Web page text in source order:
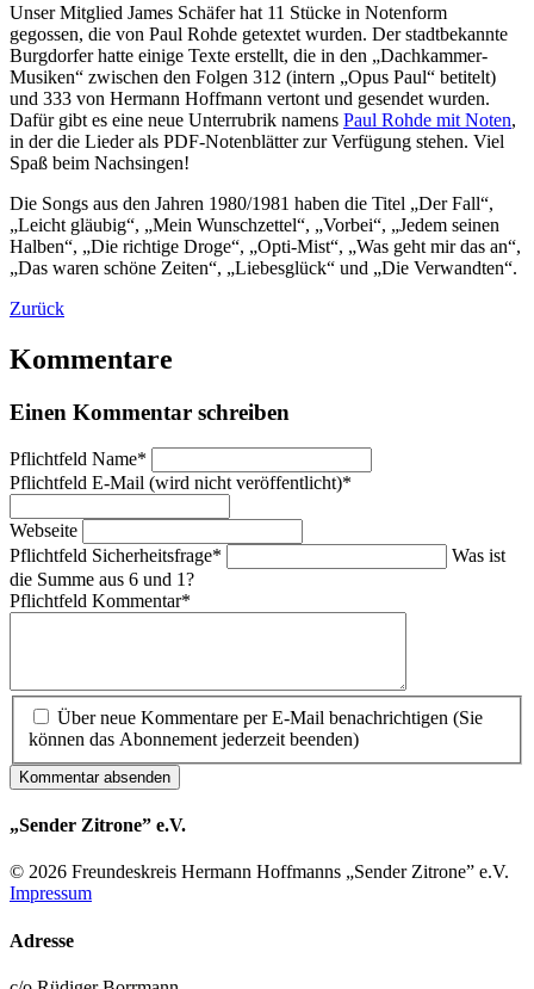
Unser Mitglied James Schäfer hat 11 Stücke in Notenform
gegossen, die von Paul Rohde getextet wurden. Der stadtbekannte
Burgdorfer hatte einige Texte erstellt, die in den „Dachkammer-
Musiken“ zwischen den Folgen 312 (intern „Opus Paul“ betitelt)
und 333 von Hermann Hoffmann vertont und gesendet wurden.
Dafür gibt es eine neue Unterrubrik namens Paul Rohde mit Noten,
in der die Lieder als PDF-Notenblätter zur Verfügung stehen. Viel
Spaß beim Nachsingen!
Die Songs aus den Jahren 1980/1981 haben die Titel „Der Fall“,
„Leicht gläubig“, „Mein Wunschzettel“, „Vorbei“, „Jedem seinen
Halben“, „Die richtige Droge“, „Opti-Mist“, „Was geht mir das an“,
„Das waren schöne Zeiten“, „Liebesglück“ und „Die Verwandten“.
Zurück
Kommentare
Einen Kommentar schreiben
Pflichtfeld Name*
Pflichtfeld E-Mail (wird nicht veröffentlicht)*
Webseite
Pflichtfeld Sicherheitsfrage*
Was ist
die Summe aus 6 und 1?
Pflichtfeld Kommentar*
Über neue Kommentare per E-Mail benachrichtigen (Sie
können das Abonnement jederzeit beenden)
Kommentar absenden
„Sender Zitrone” e.V.
© 2026 Freundes­kreis Her­mann Hoff­manns „Sender Zitrone” e.V.
Impressum
Adresse